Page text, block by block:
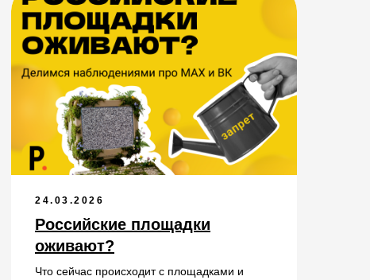
24.03.2026
Российские площадки
оживают?
Что сейчас происходит с площадками и